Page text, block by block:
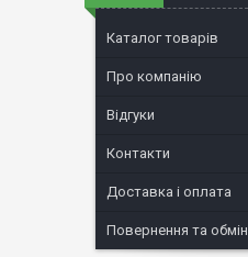
Каталог товарів
Про компанію
Відгуки
Контакти
Доставка і оплата
Повернення та обмін